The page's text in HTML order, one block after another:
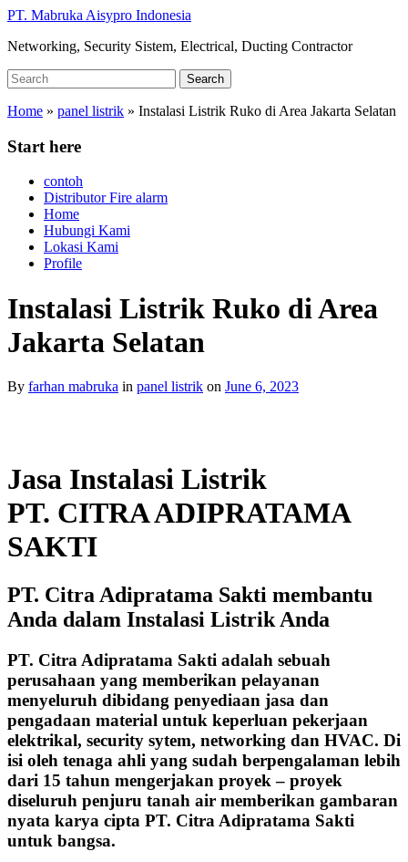
Skip
main
PT. Mabruka Aisypro Indonesia
Networking, Security Sistem, Electrical, Ducting Contractor
Search
for:
Search
Home » panel listrik » Instalasi Listrik Ruko di Area Jakarta Selatan
Start here
contoh
Distributor Fire alarm
Home
Hubungi Kami
Lokasi Kami
Profile
Instalasi Listrik Ruko di Area
Jakarta Selatan
By farhan mabruka in panel listrik on June 6, 2023
Jasa Instalasi Listrik
PT. CITRA ADIPRATAMA
SAKTI
PT. Citra Adipratama Sakti membantu
Anda dalam Instalasi Listrik Anda
PT. Citra Adipratama Sakti adalah sebuah
perusahaan yang memberikan pelayanan
menyeluruh dibidang penyediaan jasa dan
pengadaan material untuk keperluan pekerjaan
elektrikal, security sytem, networking dan HVAC. Di
isi oleh tenaga ahli yang sudah berpengalaman lebih
dari 15 tahun mengerjakan proyek – proyek
diseluruh penjuru tanah air memberikan gambaran
nyata karya cipta PT. Citra Adipratama Sakti
untuk bangsa.